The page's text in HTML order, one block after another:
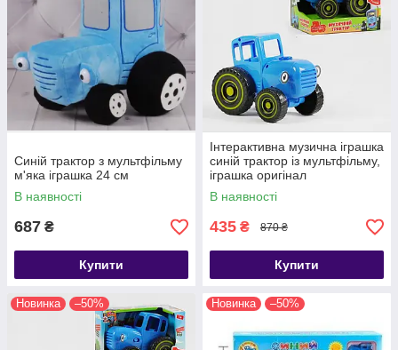
Синій трактор з мультфільму
м'яка іграшка 24 см
В наявності
687 ₴
Купити
Інтерактивна музична іграшка
синій трактор із мультфільму,
іграшка оригінал
В наявності
435 ₴ 870 ₴
Купити
Новинка –50% Новинка –50%